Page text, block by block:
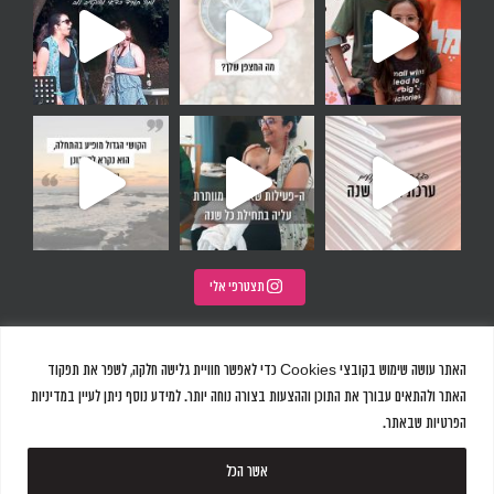
האתר עושה שימוש בקובצי Cookies כדי לאפשר חוויית גלישה חלקה, לשפר את תפקוד
האתר ולהתאים עבורך את התוכן וההצעות בצורה נוחה יותר. למידע נוסף ניתן לעיין במדיניות
הפרטיות שבאתר.
אשר הכל
ונשאלת השאלה, איך את בוחרת להתחיל א
תצטרפי אלי